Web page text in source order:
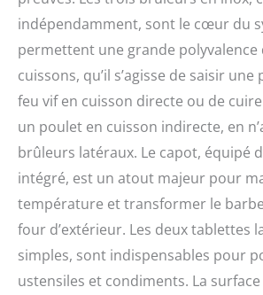
indépendamment, sont le cœur du
permettent une grande polyvalence
cuissons, qu’il s’agisse de saisir une
feu vif en cuisson directe ou de
un poulet en cuisson indirecte, en
brûleurs latéraux. Le capot, équipé
intégré, est un atout majeur pour
température et transformer le
four d’extérieur. Les deux tablettes
simples, sont indispensables pour
ustensiles et condiments. La